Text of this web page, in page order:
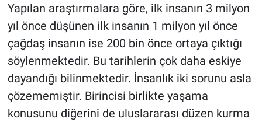
Yapılan araştırmalara göre, ilk insanın 3 milyon
yıl önce düşünen ilk insanın 1 milyon yıl önce
çağdaş insanın ise 200 bin önce ortaya çıktığı
söylenmektedir. Bu tarihlerin çok daha eskiye
dayandığı bilinmektedir. İnsanlık iki sorunu asla
çözememiştir. Birincisi birlikte yaşama
konusunu diğerini de uluslararası düzen kurma